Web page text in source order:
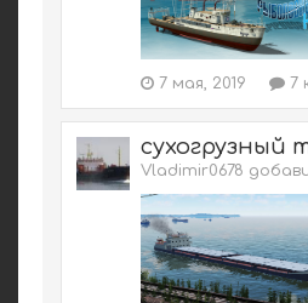
7 мая, 2019 7
сухогрузный
Vladimir0678